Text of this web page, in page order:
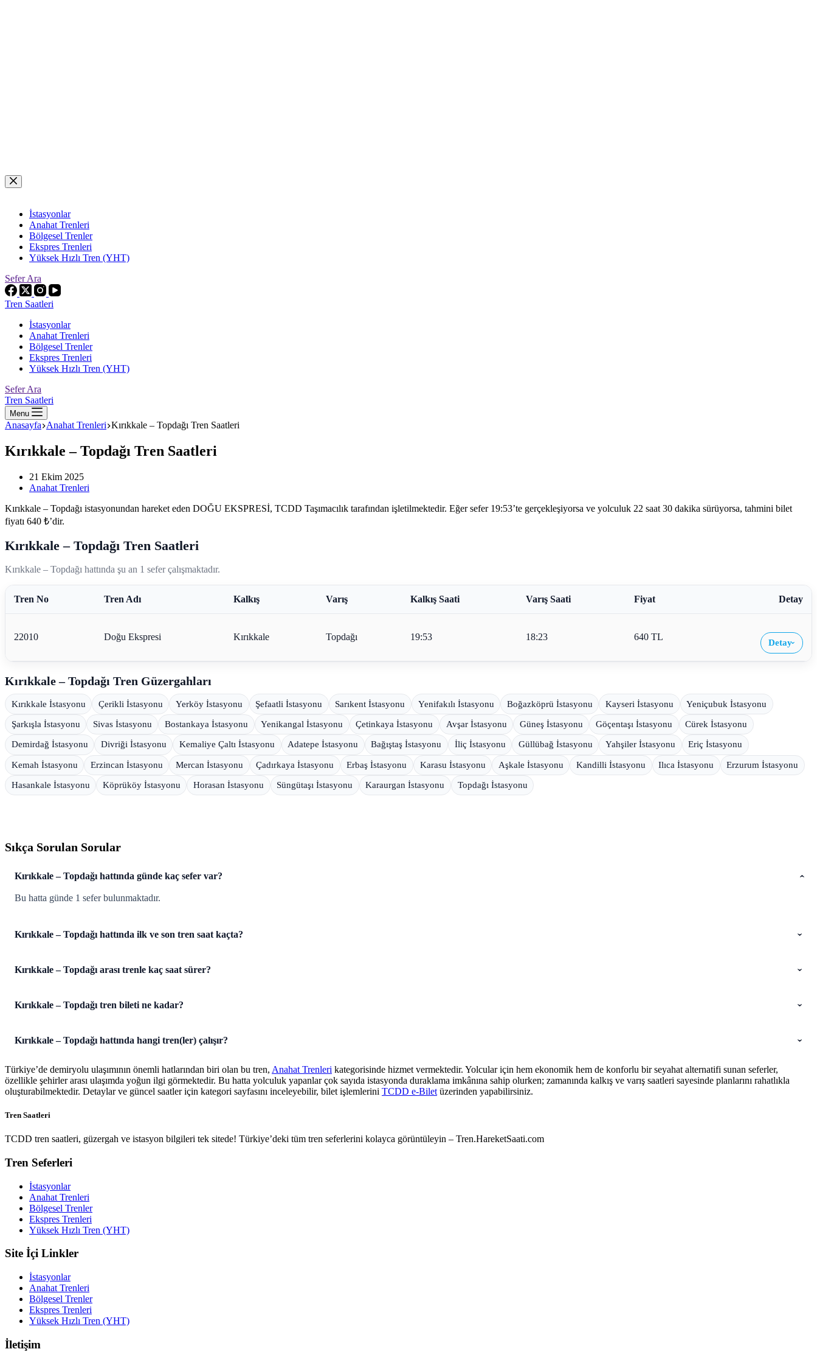
Skip
to
İstasyonlar
Anahat Trenleri
Bölgesel Trenler
Ekspres Trenleri
Yüksek Hızlı Tren (YHT)
Sefer Ara
Tren Saatleri
İstasyonlar
Anahat Trenleri
Bölgesel Trenler
Ekspres Trenleri
Yüksek Hızlı Tren (YHT)
Sefer Ara
Tren Saatleri
Menu
Anasayfa Anahat Trenleri Kırıkkale – Topdağı Tren Saatleri
Kırıkkale – Topdağı Tren Saatleri
21 Ekim 2025
Anahat Trenleri
Kırıkkale – Topdağı istasyonundan hareket eden DOĞU EKSPRESİ, TCDD Taşımacılık tarafından işletilmektedir. Eğer sefer 19:53’te gerçekleşiyorsa ve yolculuk 22 saat 30 dakika sürüyorsa, tahmini bilet
fiyatı 640 ₺’dir.
Kırıkkale – Topdağı Tren Saatleri
Kırıkkale – Topdağı hattında şu an 1 sefer çalışmaktadır.
Tren No Tren Adı Kalkış Varış Kalkış Saati Varış Saati Fiyat Detay
22010 Doğu Ekspresi Kırıkkale Topdağı 19:53 18:23 640 TL
Detay›
Kırıkkale – Topdağı Tren Güzergahları
Kırıkkale İstasyonu Çerikli İstasyonu Yerköy İstasyonu Şefaatli İstasyonu Sarıkent İstasyonu Yenifakılı İstasyonu Boğazköprü İstasyonu Kayseri İstasyonu Yeniçubuk İstasyonu
Şarkışla İstasyonu Sivas İstasyonu Bostankaya İstasyonu Yenikangal İstasyonu Çetinkaya İstasyonu Avşar İstasyonu Güneş İstasyonu Göçentaşı İstasyonu Cürek İstasyonu
Demirdağ İstasyonu Divriği İstasyonu Kemaliye Çaltı İstasyonu Adatepe İstasyonu Bağıştaş İstasyonu İliç İstasyonu Güllübağ İstasyonu Yahşiler İstasyonu Eriç İstasyonu
Kemah İstasyonu Erzincan İstasyonu Mercan İstasyonu Çadırkaya İstasyonu Erbaş İstasyonu Karasu İstasyonu Aşkale İstasyonu Kandilli İstasyonu Ilıca İstasyonu Erzurum İstasyonu
Hasankale İstasyonu Köprüköy İstasyonu Horasan İstasyonu Süngütaşı İstasyonu Karaurgan İstasyonu Topdağı İstasyonu
Sıkça Sorulan Sorular
Kırıkkale – Topdağı hattında günde kaç sefer var?
Bu hatta günde 1 sefer bulunmaktadır.
Kırıkkale – Topdağı hattında ilk ve son tren saat kaçta?
Kırıkkale – Topdağı arası trenle kaç saat sürer?
Kırıkkale – Topdağı tren bileti ne kadar?
Kırıkkale – Topdağı hattında hangi tren(ler) çalışır?
Türkiye’de demiryolu ulaşımının önemli hatlarından biri olan bu tren, Anahat Trenleri kategorisinde hizmet vermektedir. Yolcular için hem ekonomik hem de konforlu bir seyahat alternatifi sunan seferler,
özellikle şehirler arası ulaşımda yoğun ilgi görmektedir. Bu hatta yolculuk yapanlar çok sayıda istasyonda duraklama imkânına sahip olurken; zamanında kalkış ve varış saatleri sayesinde planlarını rahatlıkla
oluşturabilmektedir. Detaylar ve güncel saatler için kategori sayfasını inceleyebilir, bilet işlemlerini TCDD e-Bilet üzerinden yapabilirsiniz.
Tren Saatleri
TCDD tren saatleri, güzergah ve istasyon bilgileri tek sitede! Türkiye’deki tüm tren seferlerini kolayca görüntüleyin – Tren.HareketSaati.com
Tren Seferleri
İstasyonlar
Anahat Trenleri
Bölgesel Trenler
Ekspres Trenleri
Yüksek Hızlı Tren (YHT)
Site İçi Linkler
İstasyonlar
Anahat Trenleri
Bölgesel Trenler
Ekspres Trenleri
Yüksek Hızlı Tren (YHT)
İletişim